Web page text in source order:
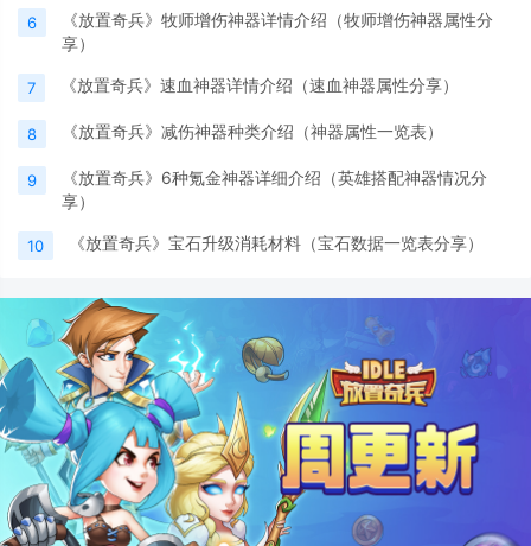
6
《放置奇兵》牧师增伤神器详情介绍（牧师增伤神器属性分
享）
7 《放置奇兵》速血神器详情介绍（速血神器属性分享）
8 《放置奇兵》减伤神器种类介绍（神器属性一览表）
9
《放置奇兵》6种氪金神器详细介绍（英雄搭配神器情况分
享）
10 《放置奇兵》宝石升级消耗材料（宝石数据一览表分享）